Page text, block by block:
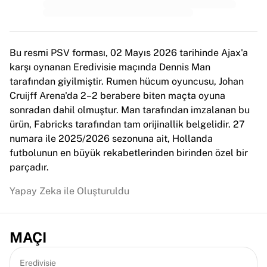
ABD kadın futbolu
NWSL
OL Lyonnes
Paris Saint-Germain Feminines
Arsenal WFC
Ülkeye göre göz atın
Basketbol
Öne çıkanlar
Charlotte Hornets
Chicago Bulls
LA Clippers
Virtus Bologna
Tüm basketbolu görüntüle
Öne çıkan NBA takımları
Charlotte Hornets
Bu resmi PSV forması, 02 Mayıs 2026 tarihinde Ajax'a
karşı oynanan Eredivisie maçında Dennis Man
tarafından giyilmiştir. Rumen hücum oyuncusu, Johan
Cruijff Arena'da 2–2 berabere biten maçta oyuna
sonradan dahil olmuştur. Man tarafından imzalanan bu
ürün, Fabricks tarafından tam orijinallik belgelidir. 27
numara ile 2025/2026 sezonuna ait, Hollanda
futbolunun en büyük rekabetlerinden birinden özel bir
parçadır.
Yapay Zeka ile Oluşturuldu
MAÇI
Eredivisie